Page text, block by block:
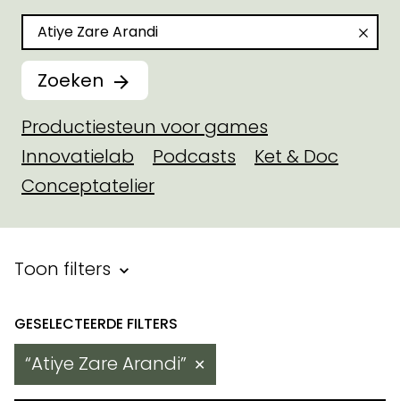
Zoeken naar
Zoeken
Productiesteun voor games
Innovatielab
Podcasts
Ket & Doc
Conceptatelier
Filter binnen toegekende
Toon filters
Resultaten
Atiye Zare Arandi ✕